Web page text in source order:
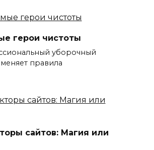
герои чистоты
уборочный
правила
сайтов: Магия или